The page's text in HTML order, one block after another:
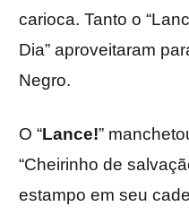
carioca. Tanto o
Dia” aproveitaram
Negro.
O “Lance!”
“Cheirinho de
estampo em seu